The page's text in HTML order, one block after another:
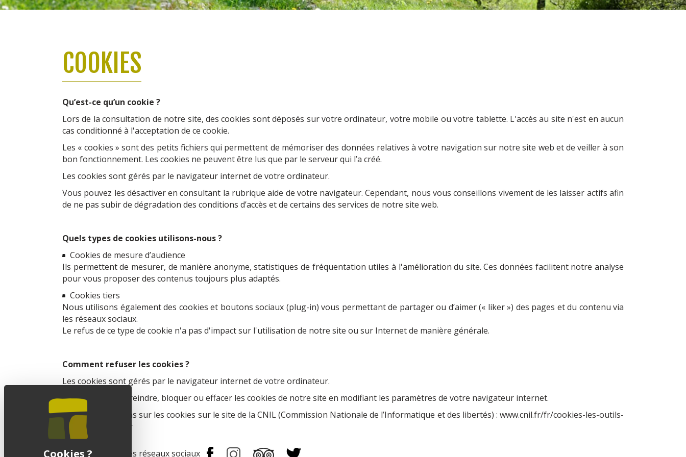
COOKIES
Qu’est-ce qu’un cookie ?
Lors de la consultation de notre site, des cookies sont déposés sur votre ordinateur, votre mobile ou votre tablette. L'accès au site n'est en aucun
cas conditionné à l'acceptation de ce cookie.
Les « cookies » sont des petits fichiers qui permettent de mémoriser des données relatives à votre navigation sur notre site web et de veiller à son
bon fonctionnement. Les cookies ne peuvent être lus que par le serveur qui l’a créé.
Les cookies sont gérés par le navigateur internet de votre ordinateur.
Vous pouvez les désactiver en consultant la rubrique aide de votre navigateur. Cependant, nous vous conseillons vivement de les laisser actifs afin
de ne pas subir de dégradation des conditions d’accès et de certains des services de notre site web.
Quels types de cookies utilisons-nous ?
Cookies de mesure d’audience
Ils permettent de mesurer, de manière anonyme, statistiques de fréquentation utiles à l'amélioration du site. Ces données facilitent notre analyse
pour vous proposer des contenus toujours plus adaptés.
Cookies tiers
Nous utilisons également des cookies et boutons sociaux (plug-in) vous permettant de partager ou d’aimer (« liker ») des pages et du contenu via
les réseaux sociaux.
Le refus de ce type de cookie n'a pas d'impact sur l'utilisation de notre site ou sur Internet de manière générale.
Comment refuser les cookies ?
Les cookies sont gérés par le navigateur internet de votre ordinateur.
Vous pouvez restreindre, bloquer ou effacer les cookies de notre site en modifiant les paramètres de votre navigateur internet.
Plus d’informations sur les cookies sur le site de la CNIL (Commission Nationale de l’Informatique et des libertés) : www.cnil.fr/fr/cookies-les-outils-
pour-les-maitriser
Suivez-nous sur les réseaux sociaux